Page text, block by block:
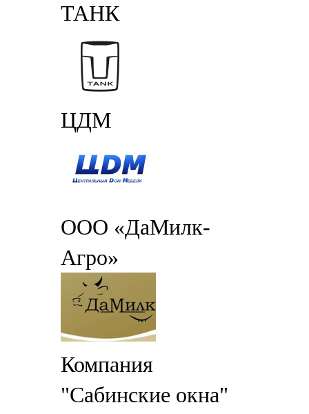
ТАНК
ЦДМ
ООО «ДаМилк-
Агро»
Компания
"Сабинские окна"